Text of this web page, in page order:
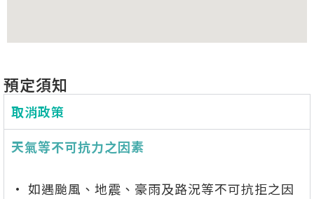
預定須知
取消政策
天氣等不可抗力之因素
• 如遇颱風、地震、豪雨及路況等不可抗拒之因